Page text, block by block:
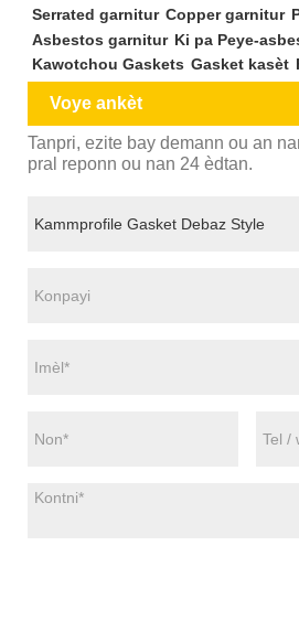
Serrated garnitur Copper garnitur
Asbestos garnitur Ki pa Peye-
Kawotchou Gaskets Gasket kasèt
Voye ankèt
Tanpri, ezite bay demann ou an
pral reponn ou nan 24 èdtan.